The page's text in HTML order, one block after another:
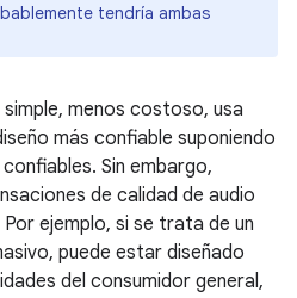
tendría ambas
menos costoso, usa
más confiable suponiendo
Sin embargo,
de calidad de audio
ejemplo, si se trata de un
puede estar diseñado
del consumidor general,